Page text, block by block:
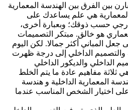
بين الهندسة المعمارية
هي علم يساعدك على
ذوقك؛ وبعبارة أخرى،
خالق. مبتكر التصميمات
أكثر جمالا. لكن اليوم
الداخلي إلى درجة ظهرت
والديكور الداخلي
مفاهيم عادة ما يتم الخلط
الداخلية و هندسة
الشخص المناسب عندما